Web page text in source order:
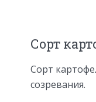
Сорт
Сорт
созревания.